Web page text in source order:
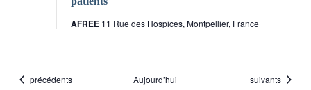
AFREE 11 Rue des Hospices, Montpellier, France
Évènements
précédents Aujourd’hui Évènements
suivants